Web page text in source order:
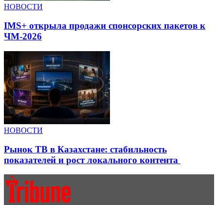
НОВОСТИ
IMS+ открыла продажи спонсорских пакетов к
ЧМ-2026
НОВОСТИ
Рынок ТВ в Казахстане: стабильность
показателей и рост локального контента